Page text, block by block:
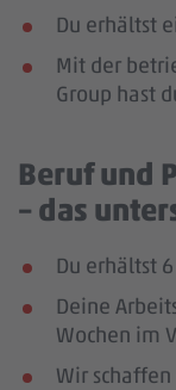
Du erhältst
Mit der
Group hast
Beruf und
– das
Du erhältst
Deine
Wochen im
Wir